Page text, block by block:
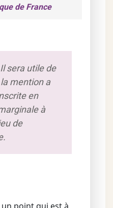
de France
sera utile de
mention a
en
à
de